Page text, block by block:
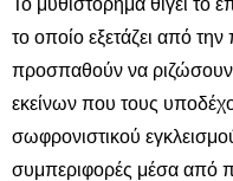
το οποίο εξετάζει από
προσπαθούν να ριζώσουν
εκείνων που τους
σωφρονιστικού
συμπεριφορές μέσα από